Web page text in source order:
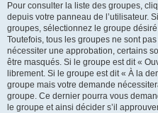
Pour consulter la liste des groupes,
depuis votre panneau de l’utilisateur.
groupes, sélectionnez le groupe
Toutefois, tous les groupes ne sont
nécessiter une approbation, certains
être masqués. Si le groupe est dit «
librement. Si le groupe est dit « À la
groupe mais votre demande
groupe. Ce dernier pourra vous
le groupe et ainsi décider s’il